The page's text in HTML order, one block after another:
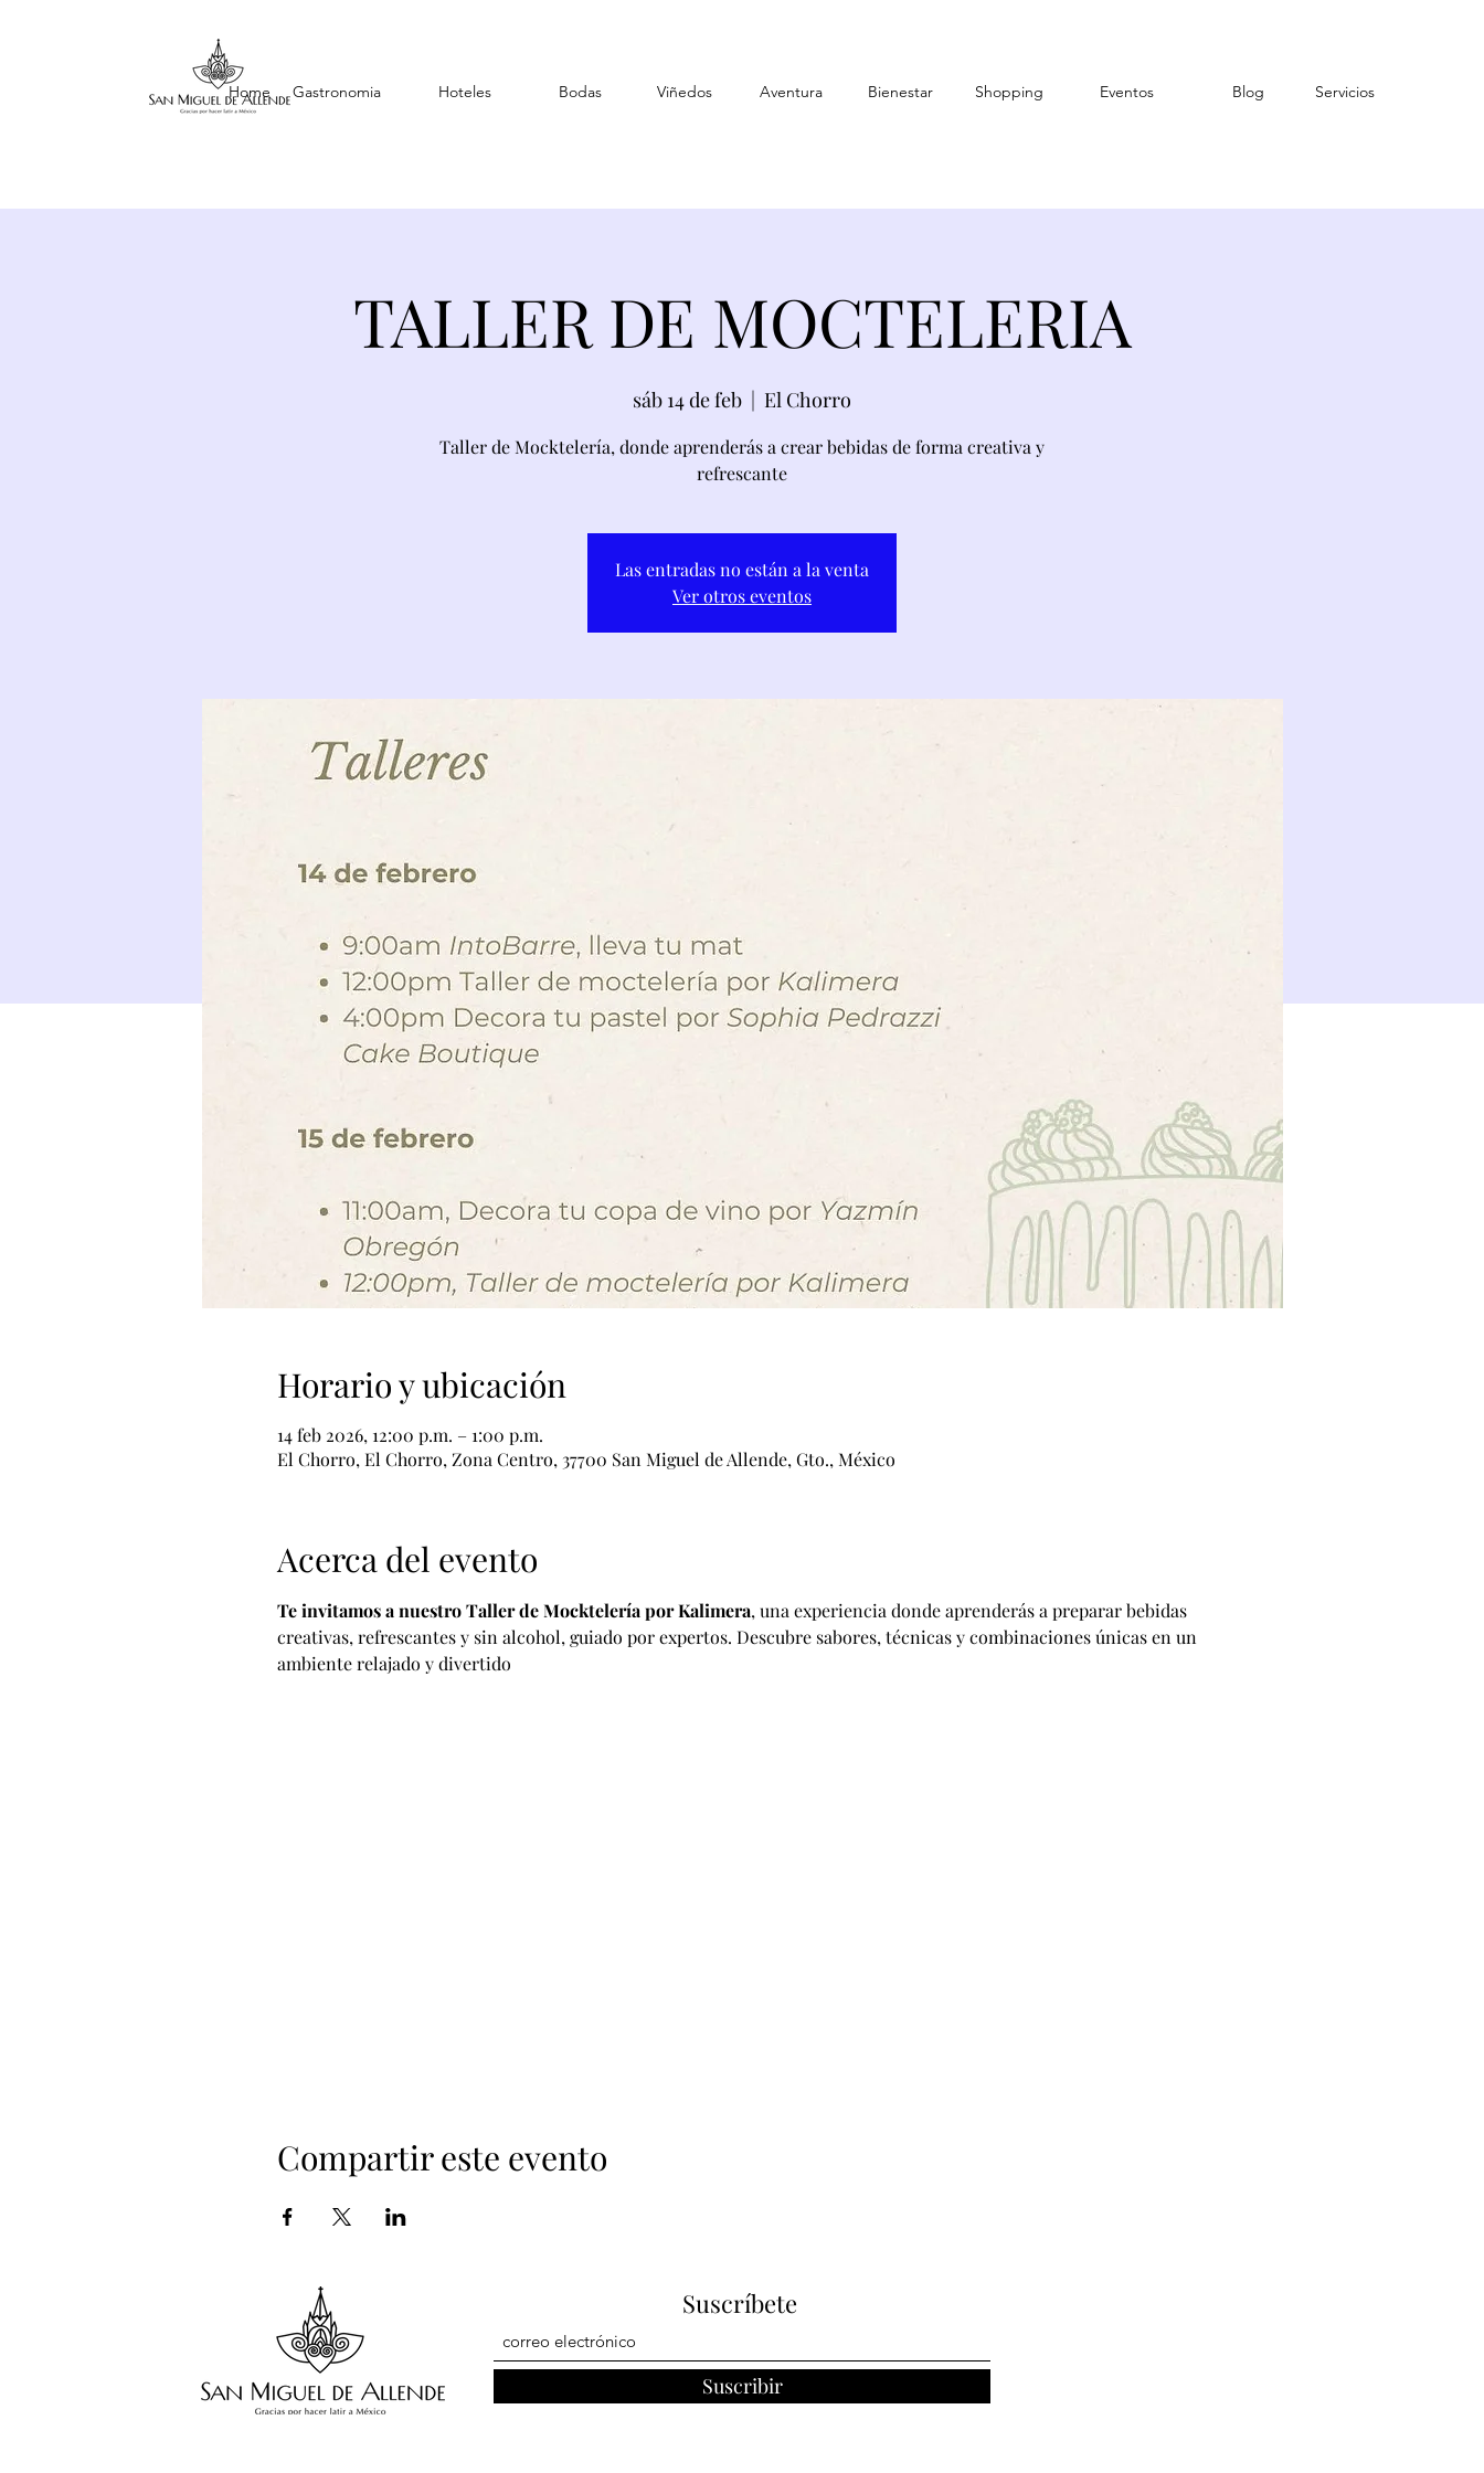
Home Gastronomia Hoteles Bodas Viñedos Aventura Bienestar Shopping Eventos Blog Servicios
TALLER DE MOCTELERIA
sáb 14 de feb
  |
El Chorro
Taller de Mocktelería, donde aprenderás a crear bebidas de forma creativa y
refrescante
Las entradas no están a la venta
Ver otros eventos
Horario y ubicación
14 feb 2026, 12:00 p.m. – 1:00 p.m.
El Chorro, El Chorro, Zona Centro, 37700 San Miguel de Allende, Gto., México
Acerca del evento
Te invitamos a nuestro Taller de Mocktelería por Kalimera, una experiencia donde aprenderás a preparar bebidas
creativas, refrescantes y sin alcohol, guiado por expertos. Descubre sabores, técnicas y combinaciones únicas en un
ambiente relajado y divertido
Compartir este evento
Suscríbete
Suscribir